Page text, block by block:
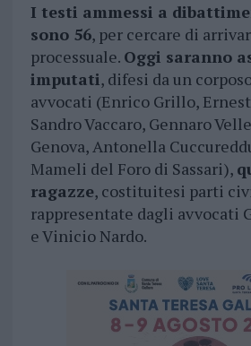
I testi ammessi a
sono 56, per cercare di
processuale. Oggi saranno
imputati, difesi da un
avvocati (Enrico Grillo,
Sandro Vaccaro, Gennaro
Genova, Antonella
Mameli del Foro di Sassari),
ragazze, costituitesi parti
rappresentate dagli avvocati
e Vinicio Nardo.